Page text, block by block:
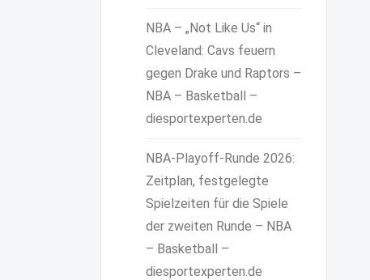
NBA – „Not Like Us“ in
Cleveland: Cavs feuern
gegen Drake und Raptors –
NBA – Basketball –
diesportexperten.de
NBA-Playoff-Runde 2026:
Zeitplan, festgelegte
Spielzeiten für die Spiele
der zweiten Runde – NBA
– Basketball –
diesportexperten.de